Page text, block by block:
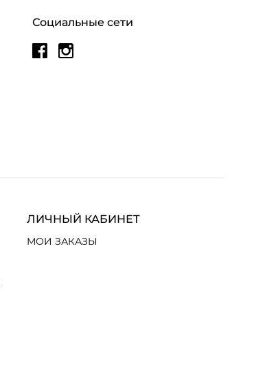
Социальные сети
ЛИЧНЫЙ КАБИНЕТ
МОИ ЗАКАЗЫ